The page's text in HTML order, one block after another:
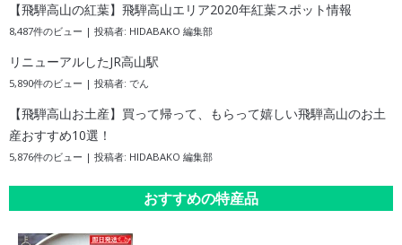
【飛騨高山の紅葉】飛騨高山エリア2020年紅葉スポット情報
8,487件のビュー | 投稿者: HIDABAKO 編集部
リニューアルしたJR高山駅
5,890件のビュー | 投稿者: でん
【飛騨高山お土産】買って帰って、もらって嬉しい飛騨高山のお土
産おすすめ10選！
5,876件のビュー | 投稿者: HIDABAKO 編集部
おすすめの特産品